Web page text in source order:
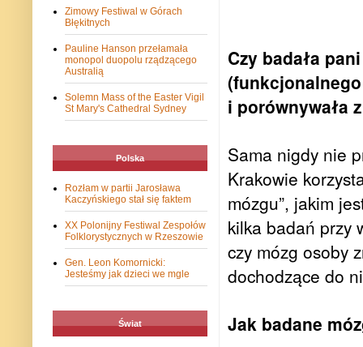
Czy badała
i porównywała
Sama nigdy nie
Krakowie
mózgu”, jakim
kilka badań przy
czy mózg osoby
dochodzące do
Jak badane
Zimowy Festiwal w Górach
Błękitnych
Pauline Hanson przełamała
monopol duopolu rządzącego
Australią
Solemn Mass of the Easter Vigil
St Mary's Cathedral Sydney
Polska
Rozłam w partii Jarosława
Kaczyńskiego stał się faktem
XX Polonijny Festiwal Zespołów
Folklorystycznych w Rzeszowie
Gen. Leon Komornicki:
Jesteśmy jak dzieci we mgle
Świat